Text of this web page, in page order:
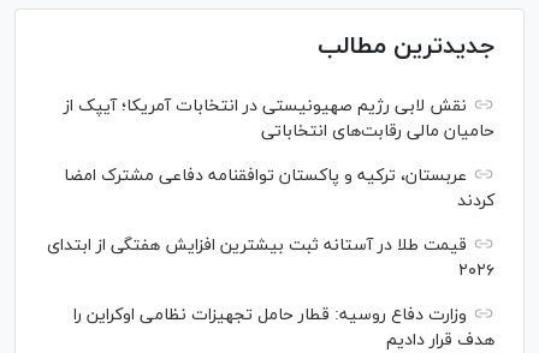
جدیدترین مطالب
نقش لابی رژیم صهیونیستی در انتخابات آمریکا؛ آیپک از
حامیان مالی رقابت‌های انتخاباتی
عربستان، ترکیه و پاکستان توافقنامه دفاعی مشترک امضا
کردند
قیمت طلا در آستانه ثبت بیشترین افزایش هفتگی از ابتدای
۲۰۲۶
وزارت دفاع روسیه: قطار حامل تجهیزات نظامی اوکراین را
هدف قرار دادیم